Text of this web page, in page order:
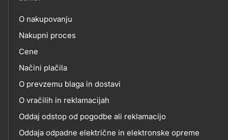
eshop
O nakupovanju
Nakupni proces
Cene
Načini plačila
O prevzemu blaga in dostavi
O vračilih in reklamacijah
Oddaj odstop od pogodbe ali reklamacijo
Oddaja odpadne električne in elektronske opreme